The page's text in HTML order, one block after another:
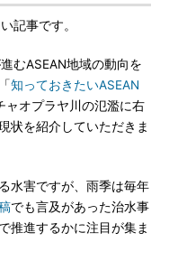
記事です。
むASEAN地域の動向を
知っておきたいASEAN
ャオプラヤ川の氾濫に右
状を紹介していただきま
水害ですが、雨季は毎年
でも言及があった治水事
推進するかに注目が集ま